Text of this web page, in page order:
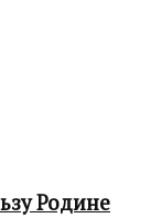
Родине